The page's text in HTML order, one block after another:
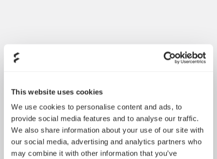
This website uses cookies
We use cookies to personalise content and ads, to
provide social media features and to analyse our traffic.
We also share information about your use of our site with
our social media, advertising and analytics partners who
may combine it with other information that you’ve